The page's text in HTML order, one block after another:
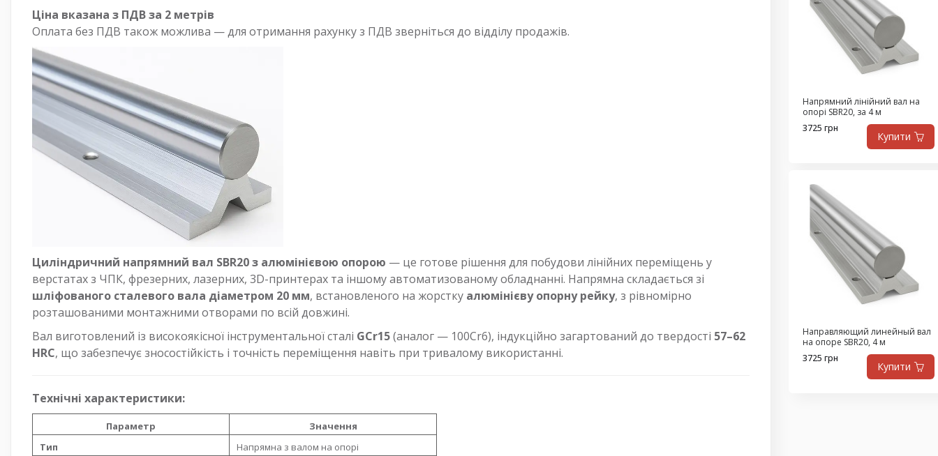
Ціна вказана з ПДВ за 2 метрів
Оплата без ПДВ також можлива — для отримання рахунку з ПДВ зверніться до відділу продажів.
Циліндричний напрямний вал SBR20 з алюмінієвою опорою — це готове рішення для побудови лінійних переміщень у
верстатах з ЧПК, фрезерних, лазерних, 3D-принтерах та іншому автоматизованому обладнанні. Напрямна складається зі
шліфованого сталевого вала діаметром 20 мм, встановленого на жорстку алюмінієву опорну рейку, з рівномірно
розташованими монтажними отворами по всій довжині.
Вал виготовлений із високоякісної інструментальної сталі GCr15(аналог — 100Cr6), індукційно загартований до твердості 57–62
HRC, що забезпечує зносостійкість і точність переміщення навіть при тривалому використанні.
Технічні характеристики:
Параметр
Значення
Тип
Напрямна з валом на опорі
Напрямний лінійний вал на
опорі SBR20, за 4 м
3725 грн
Купити
Направляющий линейный вал
на опоре SBR20, 4 м
3725 грн
Купити